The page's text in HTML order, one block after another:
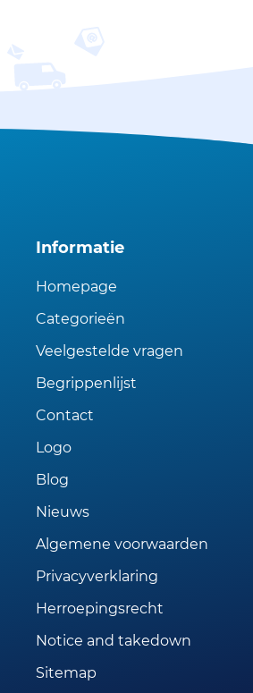
Informatie
Homepage
Categorieën
Veelgestelde vragen
Begrippenlijst
Contact
Logo
Blog
Nieuws
Algemene voorwaarden
Privacyverklaring
Herroepingsrecht
Notice and takedown
Sitemap